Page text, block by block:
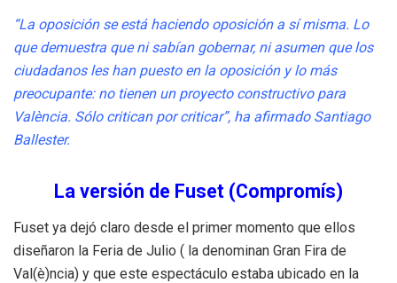
“La oposición se está haciendo oposición a sí misma. Lo
que demuestra que ni sabían gobernar, ni asumen que los
ciudadanos les han puesto en la oposición y lo más
preocupante: no tienen un proyecto constructivo para
València. Sólo critican por criticar”, ha afirmado Santiago
Ballester.
La versión de Fuset (Compromís)
Fuset ya dejó claro desde el primer momento que ellos
diseñaron la Feria de Julio ( la denominan Gran Fira de
Val(è)ncia) y que este espectáculo estaba ubicado en la